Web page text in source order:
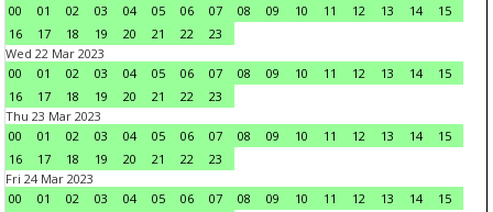
00
01 02 03 04 05 06 07 08 09 10 11 12 13 14
15
16
17 18 19 20 21 22
23
Wed 22 Mar 2023
00
01 02 03 04 05 06 07 08 09 10 11 12 13 14
15
16
17 18 19 20 21 22
23
Thu 23 Mar 2023
00
01 02 03 04 05 06 07 08 09 10 11 12 13 14
15
16
17 18 19 20 21 22
23
Fri 24 Mar 2023
00
01 02 03 04 05 06 07 08 09 10 11 12 13 14
15